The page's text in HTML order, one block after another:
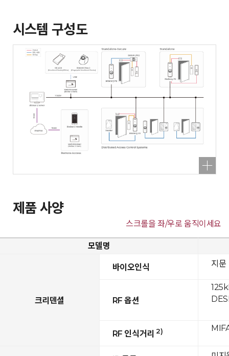
시스템 구성도
제품 사양
스크롤을 좌/우로 움직이세요
모델명
크리덴셜
바이오인식
RF 옵션
RF 인식거리 2)
지문